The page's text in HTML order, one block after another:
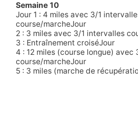
Semaine 10
Jour 1 : 4 miles avec 3/1
course/marcheJour
2 : 3 miles avec 3/1 intervalles
3 : Entraînement croiséJour
4 : 12 miles (course longue) avec
course/marcheJour
5 : 3 miles (marche de